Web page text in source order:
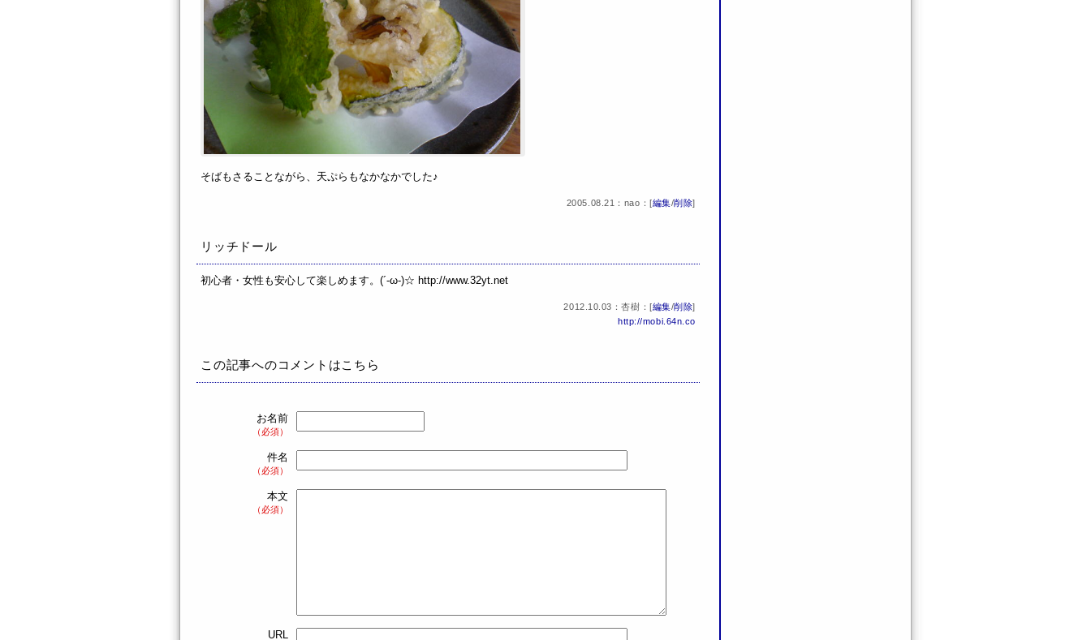
そばもさることながら、天ぷらもなかなかでした♪
2005.08.21：nao：[編集/削除]
リッチドール
初心者・女性も安心して楽しめます。(´-ω-)☆ http://www.32yt.net
2012.10.03：杏樹：[編集/削除]
http://mobi.64n.co
この記事へのコメントはこちら
お名前
（必須）
件名
（必須）
本文
（必須）
URL